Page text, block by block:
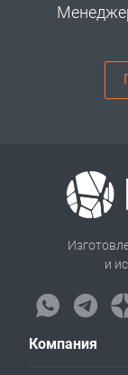
и
Компания